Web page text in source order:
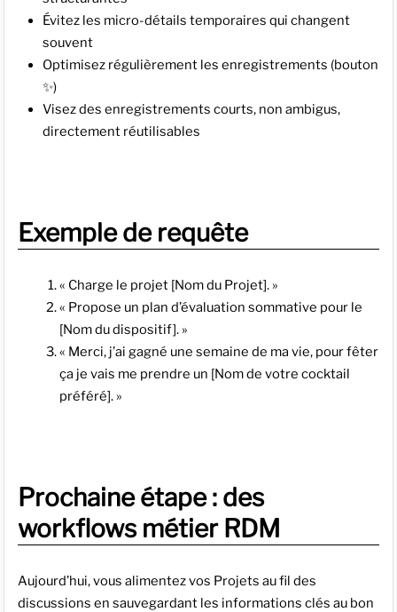
Évitez les micro-détails temporaires qui changent
souvent
Optimisez régulièrement les enregistrements (bouton
✨)
Visez des enregistrements courts, non ambigus,
directement réutilisables
Exemple de requête
« Charge le projet [Nom du Projet]. »
« Propose un plan d’évaluation sommative pour le
[Nom du dispositif]. »
« Merci, j’ai gagné une semaine de ma vie, pour fêter
ça je vais me prendre un [Nom de votre cocktail
préféré]. »
Prochaine étape : des
workflows métier RDM
Aujourd’hui, vous alimentez vos Projets au fil des
discussions en sauvegardant les informations clés au bon